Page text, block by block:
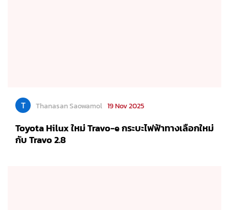
T Thanasan Saowamol 19 Nov 2025
Toyota Hilux ใหม่ Travo-e กระบะไฟฟ้าทางเลือกใหม่
กับ Travo 2.8